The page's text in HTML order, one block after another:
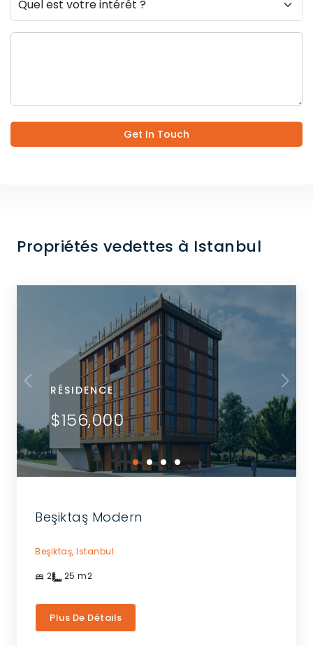
Get In Touch
Propriétés vedettes à Istanbul
RÉSIDENCE
$156,000
Beşiktaş Modern
Beşiktaş, Istanbul
2 25 m2
Plus De Détails